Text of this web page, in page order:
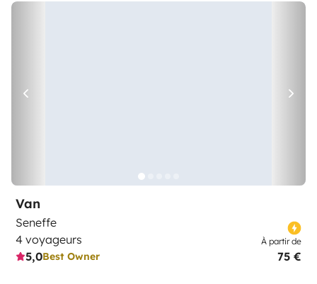
Van
Seneffe
4 voyageurs
5,0Best Owner
À partir de
75 €